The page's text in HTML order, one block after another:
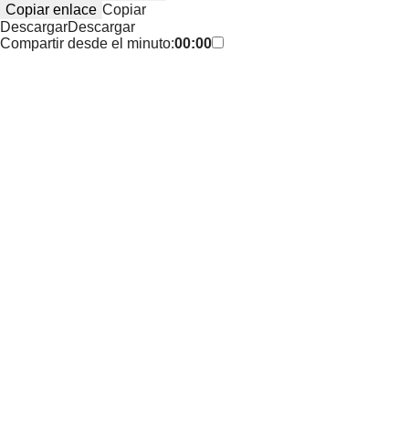
Copiar enlace Copiar
DescargarDescargar
Compartir desde el minuto:00:00